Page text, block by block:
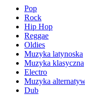
Pop
Rock
Hip Hop
Reggae
Oldies
Muzyka latynoska
Muzyka klasyczna
Electro
Muzyka
Dub